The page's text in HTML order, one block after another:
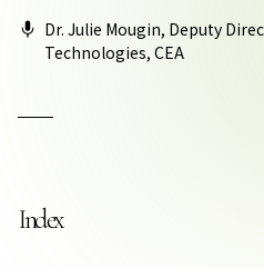
プライバシーポリシー
Dr. Julie Mougin, Deputy
Technologies, CEA
Index